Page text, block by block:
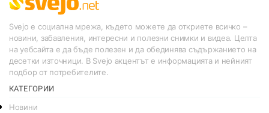
Svejo е социална мрежа, където можете да откриете всичко –
новини, забавления, интересни и полезни снимки и видеа. Целта
на уебсайта е да бъде полезен и да обединява съдържанието на
десетки източници. В Svejo акцентът е информацията и нейният
подбор от потребителите.
КАТЕГОРИИ
Новини